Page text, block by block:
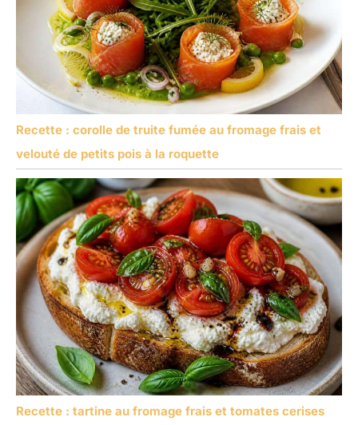
Recette : corolle de truite fumée au fromage frais et
velouté de petits pois à la roquette
Recette : tartine au fromage frais et tomates cerises